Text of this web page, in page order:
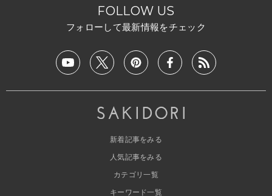
FOLLOW US
フォローして最新情報をチェック
新着記事をみる
人気記事をみる
カテゴリ一覧
キーワード一覧